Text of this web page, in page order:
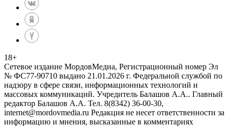
18+
Сетевое издание МордовМедиа, Регистрационный номер Эл
№ ФС77-90710 выдано 21.01.2026 г. Федеральной службой по
надзору в сфере связи, информационных технологий и
массовых коммуникаций. Учредитель Балашов А.А.. Главный
редактор Балашов А.А. Тел. 8(8342) 36-00-30,
internet@mordovmedia.ru Редакция не несет ответственности за
информацию и мнения, высказанные в комментариях